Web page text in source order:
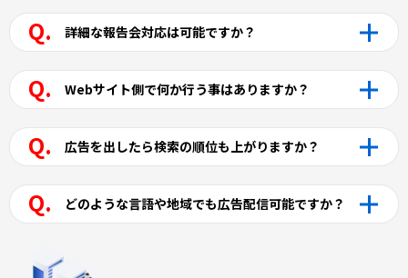
詳細な報告会対応は可能ですか？
Webサイト側で何か行う事はありますか？
広告を出したら検索の順位も上がりますか？
どのような言語や地域でも広告配信可能ですか？